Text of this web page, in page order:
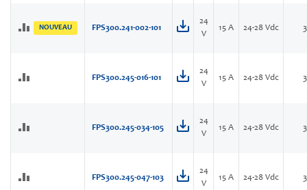
NOUVEAU FPS300.241-002-101
24
V
15 A 24-28 Vdc
FPS300.245-016-101
24
V
15 A 24-28 Vdc
FPS300.245-034-105
24
V
15 A 24-28 Vdc
FPS300.245-047-103
24
V
15 A 24-28 Vdc